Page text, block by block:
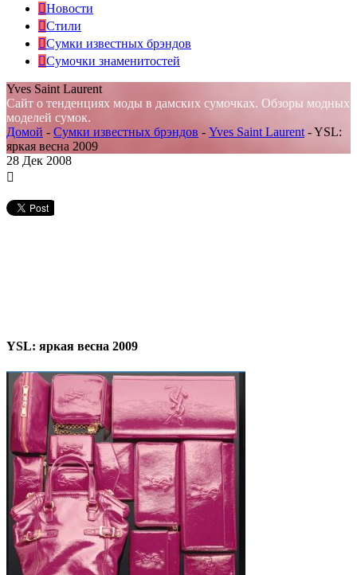
Новости
Стили
Сумки известных брэндов
Сумочки знаменитостей
Yves Saint Laurent
Сайт о тенденциях моды в дамских сумочках. Обзоры модных
моделей сумок.
Домой - Сумки известных брэндов - Yves Saint Laurent -YSL:
яркая весна 2009
28 Дек 2008
YSL: яркая весна 2009